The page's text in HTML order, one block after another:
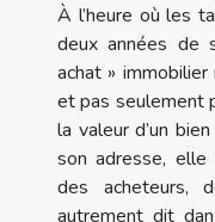
À l’heure où les
deux années de
achat »
et pas seulement
la valeur d’un
son adresse,
des acheteurs,
autrement dit